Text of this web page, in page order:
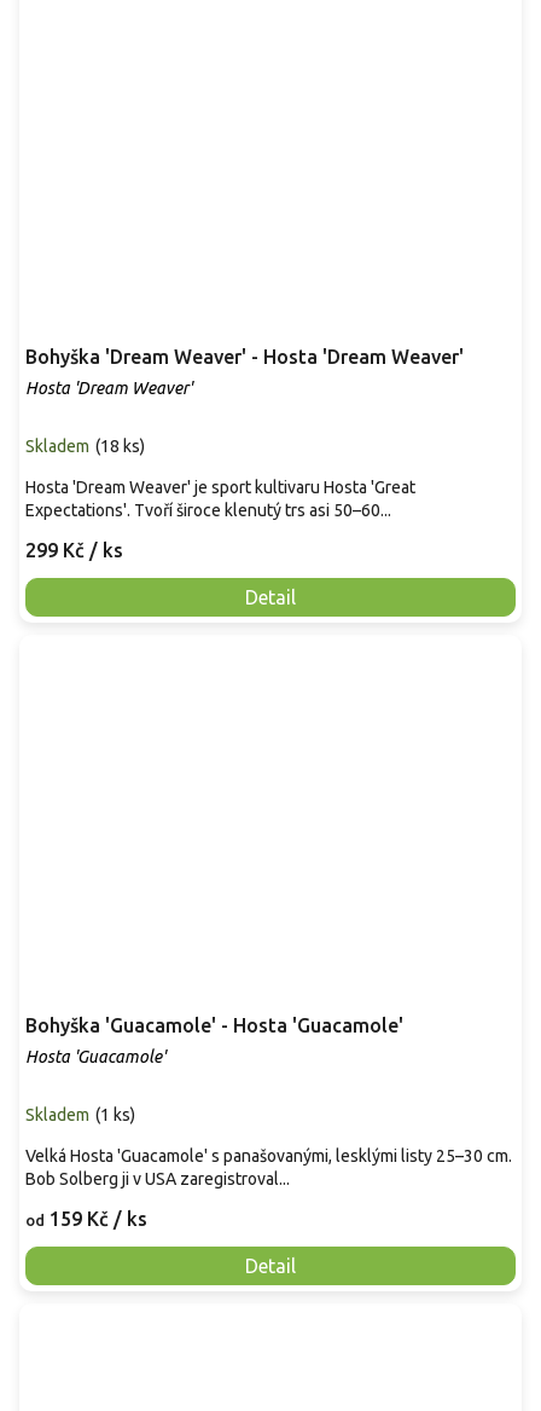
Bohyška 'Dream Weaver' - Hosta 'Dream Weaver'
Hosta 'Dream Weaver'
Skladem (18 ks)
299 Kč / ks
Detail
Hosta 'Dream Weaver' je sport kultivaru Hosta 'Great
Expectations'. Tvoří široce klenutý trs asi 50–60...
Bohyška 'Guacamole' - Hosta 'Guacamole'
Hosta 'Guacamole'
Skladem (1 ks)
od 159 Kč / ks
Detail
Velká Hosta 'Guacamole' s panašovanými, lesklými listy 25–30 cm.
Bob Solberg ji v USA zaregistroval...